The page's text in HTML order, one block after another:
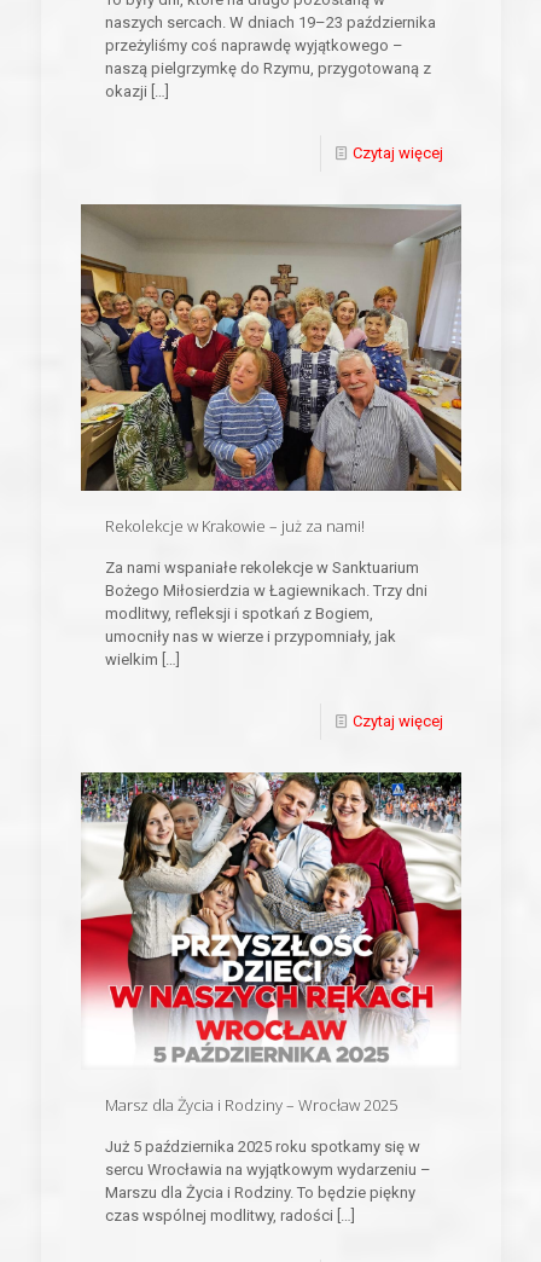
naszych sercach. W dniach 19–23 października
przeżyliśmy coś naprawdę wyjątkowego –
naszą pielgrzymkę do Rzymu, przygotowaną z
okazji […]
Czytaj więcej
Rekolekcje w Krakowie – już za nami!
Za nami wspaniałe rekolekcje w Sanktuarium
Bożego Miłosierdzia w Łagiewnikach. Trzy dni
modlitwy, refleksji i spotkań z Bogiem,
umocniły nas w wierze i przypomniały, jak
wielkim
Czytaj więcej
Marsz dla Życia i Rodziny – Wrocław 2025
Już 5 października 2025 roku spotkamy się w
sercu Wrocławia na wyjątkowym wydarzeniu –
Marszu dla Życia i Rodziny. To będzie piękny
czas wspólnej modlitwy, radości